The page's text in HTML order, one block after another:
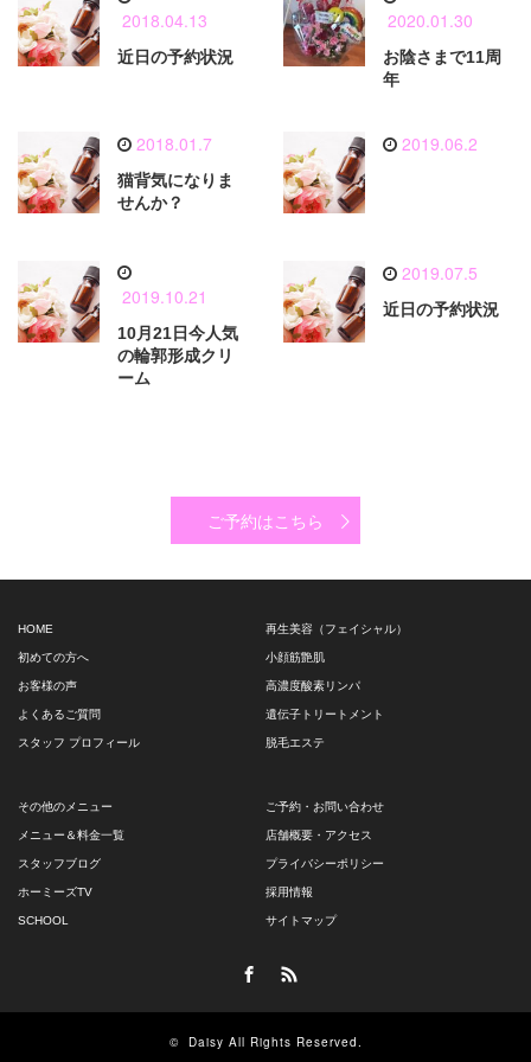
2018.04.13
近日の予約状況
2020.01.30
お陰さまで11周
年
2018.01.7
猫背気になりま
せんか？
2019.06.2
2019.10.21
10月21日今人気
の輪郭形成クリ
ーム
2019.07.5
近日の予約状況
ご予約はこちら
HOME
初めての方へ
お客様の声
よくあるご質問
スタッフ プロフィール
再生美容（フェイシャル）
小顔筋艶肌
高濃度酸素リンパ
遺伝子トリートメント
脱毛エステ
その他のメニュー
メニュー＆料金一覧
スタッフブログ
ホーミーズTV
SCHOOL
ご予約・お問い合わせ
店舗概要・アクセス
プライバシーポリシー
採用情報
サイトマップ
© Daisy All Rights Reserved.